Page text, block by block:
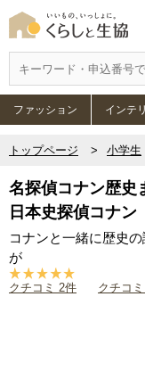
ファッション インテ
トップページ 小学生
名探偵コナン歴
日本史探偵コナン
コナンと一緒に歴史
が
クチコミ 2件 クチコミ